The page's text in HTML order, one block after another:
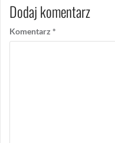
Dodaj komentarz
Komentarz *